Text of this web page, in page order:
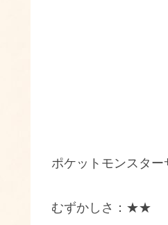
ポケットモンスタ
むずかしさ：★★